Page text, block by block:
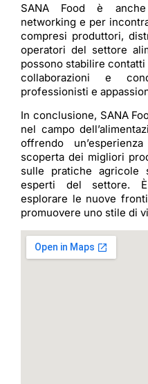
SANA Food è
networking e per
compresi produttori,
operatori del settore
possono stabilire
collaborazioni e
professionisti e
In conclusione, SANA
nel campo
offrendo
scoperta dei migliori
sulle pratiche agricole
esperti del settore.
esplorare le nuove
promuovere uno stile di